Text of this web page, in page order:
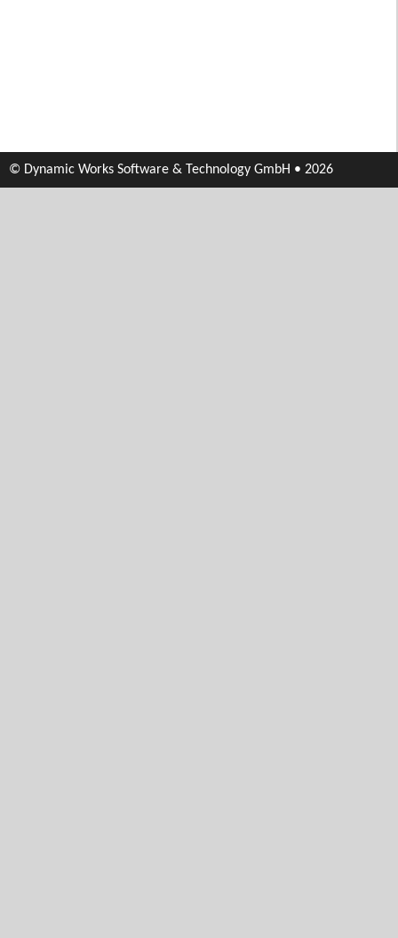
© Dynamic Works Software & Technology GmbH • 2026